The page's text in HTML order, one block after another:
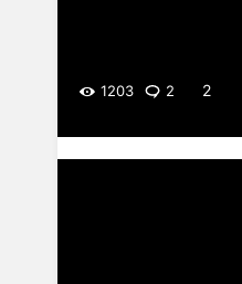
1203 2 2